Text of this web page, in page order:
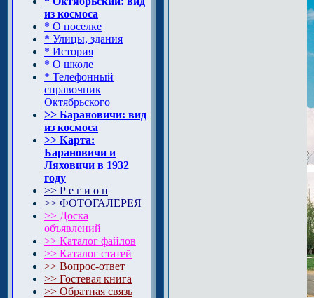
из космоса
* О поселке
* Улицы, здания
* История
* О школе
* Телефонный
справочник
Октябрьского
>> Барановичи: вид
из космоса
>> Карта:
Барановичи и
Ляховичи в 1932
году
>> Р е г и о н
>> ФОТОГАЛЕРЕЯ
>> Доска
объявлений
>> Каталог файлов
>> Каталог статей
>> Вопрос-ответ
>> Гостевая книга
>> Обратная связь